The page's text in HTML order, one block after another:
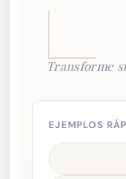
Transforme
EJEMPLOS